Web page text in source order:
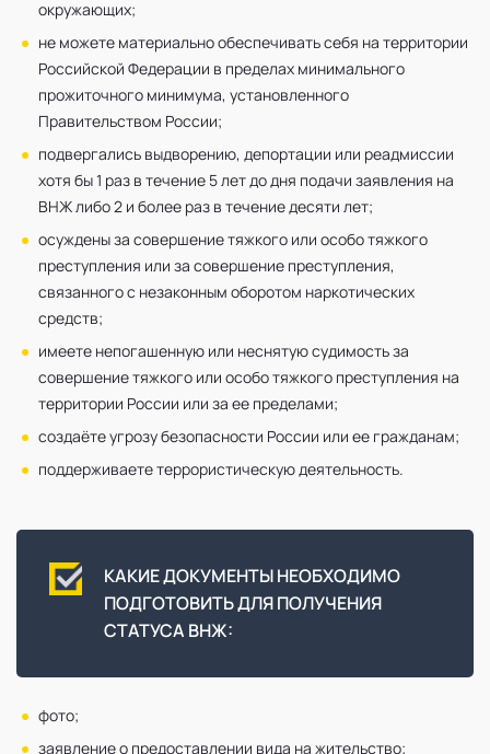
окружающих;
не можете материально обеспечивать себя на территории
Российской Федерации в пределах минимального
прожиточного минимума, установленного
Правительством России;
подвергались выдворению, депортации или реадмиссии
хотя бы 1 раз в течение 5 лет до дня подачи заявления на
ВНЖ либо 2 и более раз в течение десяти лет;
осуждены за совершение тяжкого или особо тяжкого
преступления или за совершение преступления,
связанного с незаконным оборотом наркотических
средств;
имеете непогашенную или неснятую судимость за
совершение тяжкого или особо тяжкого преступления на
территории России или за ее пределами;
создаёте угрозу безопасности России или ее гражданам;
поддерживаете террористическую деятельность.
КАКИЕ ДОКУМЕНТЫ НЕОБХОДИМО
ПОДГОТОВИТЬ ДЛЯ ПОЛУЧЕНИЯ
СТАТУСА ВНЖ:
фото;
заявление о предоставлении вида на жительство;